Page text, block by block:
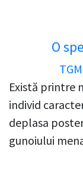
O
Există printre
individ
deplasa
gunoiului